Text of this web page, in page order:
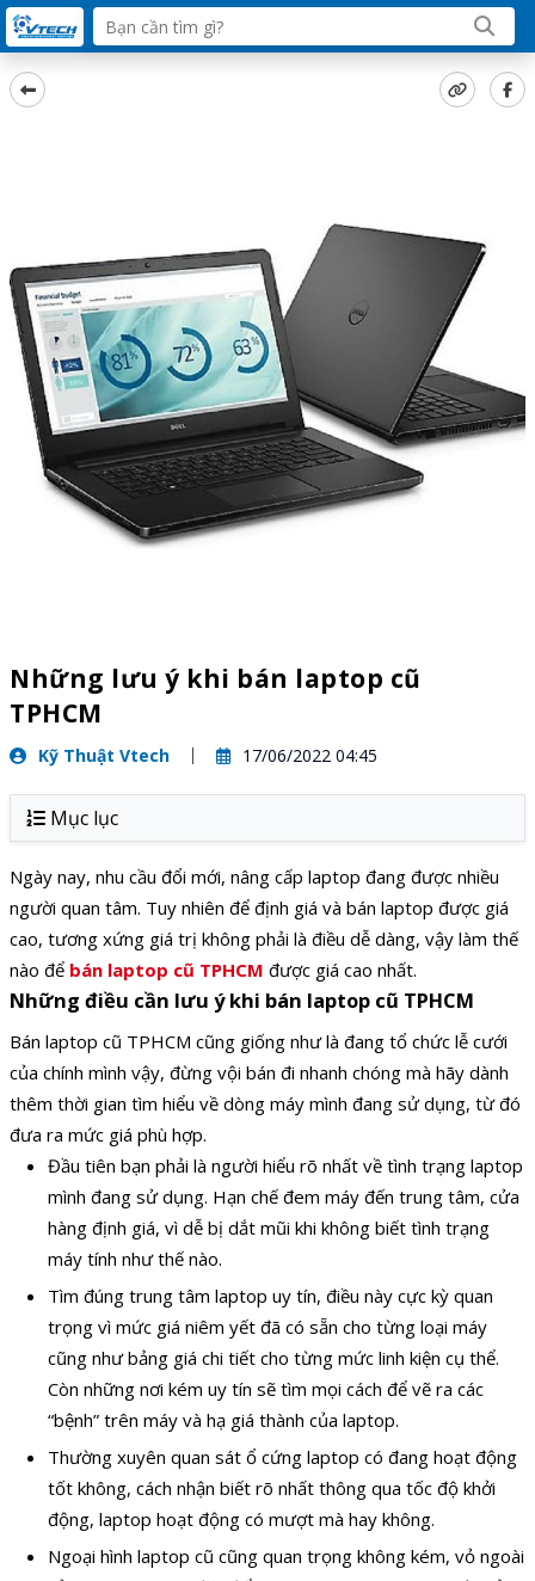
Những lưu ý khi bán laptop cũ
TPHCM
Kỹ Thuật Vtech 17/06/2022 04:45
Mục lục
Ngày nay, nhu cầu đổi mới, nâng cấp laptop đang được nhiều
người quan tâm. Tuy nhiên để định giá và bán laptop được giá
cao, tương xứng giá trị không phải là điều dễ dàng, vậy làm thế
nào để bán laptop cũ TPHCM được giá cao nhất.
Những điều cần lưu ý khi bán laptop cũ TPHCM
Bán laptop cũ TPHCM cũng giống như là đang tổ chức lễ cưới
của chính mình vậy, đừng vội bán đi nhanh chóng mà hãy dành
thêm thời gian tìm hiểu về dòng máy mình đang sử dụng, từ đó
đưa ra mức giá phù hợp.
Đầu tiên bạn phải là người hiểu rõ nhất về tình trạng laptop
mình đang sử dụng. Hạn chế đem máy đến trung tâm, cửa
hàng định giá, vì dễ bị dắt mũi khi không biết tình trạng
máy tính như thế nào.
Tìm đúng trung tâm laptop uy tín, điều này cực kỳ quan
trọng vì mức giá niêm yết đã có sẵn cho từng loại máy
cũng như bảng giá chi tiết cho từng mức linh kiện cụ thể.
Còn những nơi kém uy tín sẽ tìm mọi cách để vẽ ra các
“bệnh” trên máy và hạ giá thành của laptop.
Thường xuyên quan sát ổ cứng laptop có đang hoạt động
tốt không, cách nhận biết rõ nhất thông qua tốc độ khởi
động, laptop hoạt động có mượt mà hay không.
Ngoại hình laptop cũ cũng quan trọng không kém, vỏ ngoài